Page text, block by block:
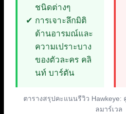
ชนิดต่างๆ
การเจาะลึกมิติ
ด้านอารมณ์และ
ความเปราะบาง
ของตัวละคร คลิ
นท์ บาร์ตัน
ตารางสรุปคะแนนรีวิว Hawkeye:
ลมาร์เวล